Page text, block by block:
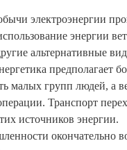
электроэнергии
энергии
альтернативные
предполагает
малых групп людей, а
Транспорт
источников энергии.
окончательно